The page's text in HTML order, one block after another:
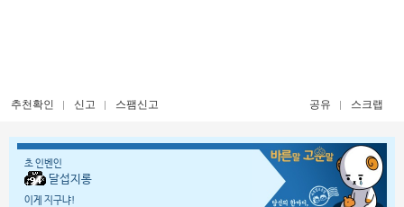
추천확인 신고 스팸신고 공유 스크랩
초 인벤인
달섭지롱
이게 지구냐!